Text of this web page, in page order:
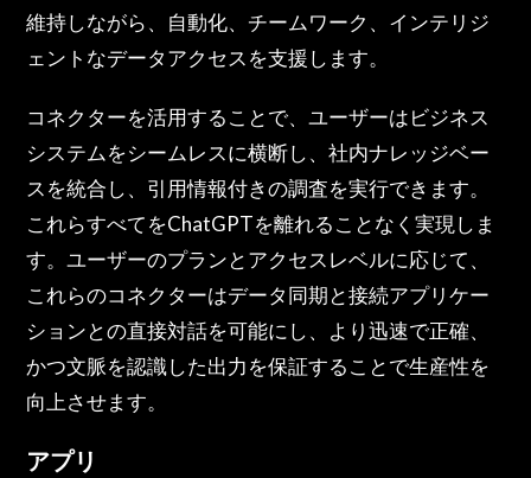
維持しながら、自動化、チームワーク、インテリジ
ェントなデータアクセスを支援します。
コネクターを活用することで、ユーザーはビジネス
システムをシームレスに横断し、社内ナレッジベー
スを統合し、引用情報付きの調査を実行できます。
これらすべてをChatGPTを離れることなく実現しま
す。ユーザーのプランとアクセスレベルに応じて、
これらのコネクターはデータ同期と接続アプリケー
ションとの直接対話を可能にし、より迅速で正確、
かつ文脈を認識した出力を保証することで生産性を
向上させます。
アプリ